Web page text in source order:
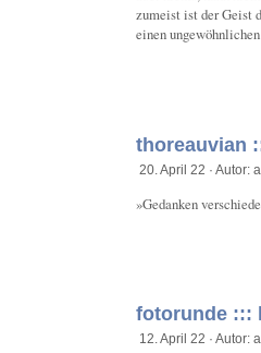
zumeist ist der Geist
einen
thoreauvian
20. April 22 · Autor:
»Gedanken
fotorunde :::
12. April 22 · Autor: